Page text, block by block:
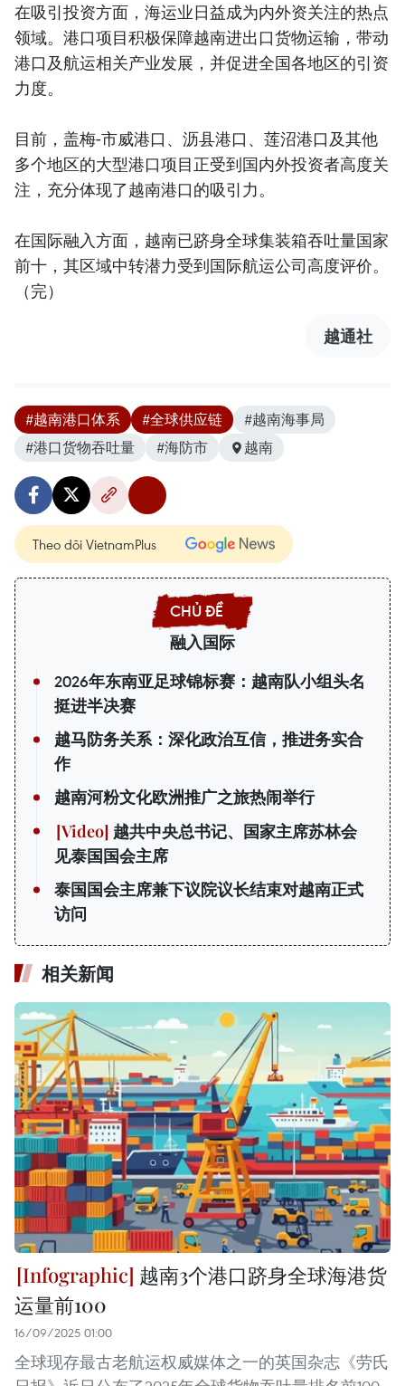
在吸引投资方面，海运业日益成为内外资关注的热点
领域。港口项目积极保障越南进出口货物运输，带动
港口及航运相关产业发展，并促进全国各地区的引资
力度。
目前，盖梅-市威港口、沥县港口、莲沼港口及其他
多个地区的大型港口项目正受到国内外投资者高度关
注，充分体现了越南港口的吸引力。
在国际融入方面，越南已跻身全球集装箱吞吐量国家
前十，其区域中转潜力受到国际航运公司高度评价。
（完）
越通社
#越南港口体系 #全球供应链
#越南海事局
#港口货物吞吐量
#海防市 越南
Theo dõi VietnamPlus
融入国际
2026年东南亚足球锦标赛：越南队小组头名
挺进半决赛
越马防务关系：深化政治互信，推进务实合
作
越南河粉文化欧洲推广之旅热闹举行
越共中央总书记、国家主席苏林会
见泰国国会主席
泰国国会主席兼下议院议长结束对越南正式
访问
相关新闻
越南3个港口跻身全球海港货
运量前100
16/09/2025 01:00
全球现存最古老航运权威媒体之一的英国杂志《劳氏